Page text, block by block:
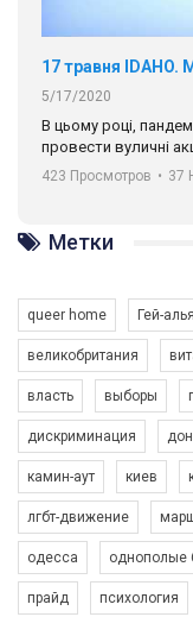
5/17/2020
В цьому році,
провести вуличні
навіть коли ми у
разом. Ми
солідарності,
ГАУ є в 16 областях
Разом наш голос
423 Просмотров • 37
6/30/2017
Емоційний та
представляє
Метки
queer home Гей-
великобритания
власть выборы
дискриминация
камин-аут киев
лгбт-движение
одесса однополые
прайд психология